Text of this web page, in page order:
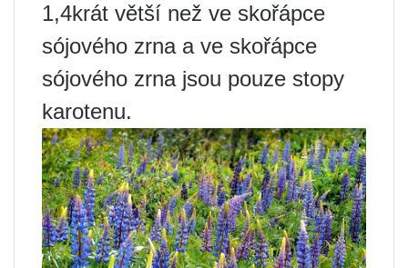
1,4krát větší než ve skořápce
sójového zrna a ve skořápce
sójového zrna jsou pouze stopy
karotenu.